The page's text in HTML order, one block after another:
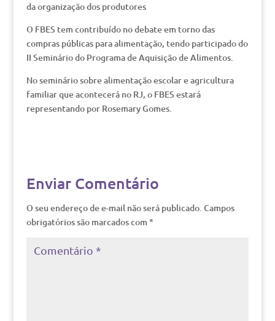
da organização dos produtores
O FBES tem contribuído no debate em torno das
compras públicas para alimentação, tendo participado do
II Seminário do Programa de Aquisição de Alimentos.
No seminário sobre alimentação escolar e agricultura
familiar que acontecerá no RJ, o FBES estará
representando por Rosemary Gomes.
Enviar Comentário
O seu endereço de e-mail não será publicado. Campos
obrigatórios são marcados com *